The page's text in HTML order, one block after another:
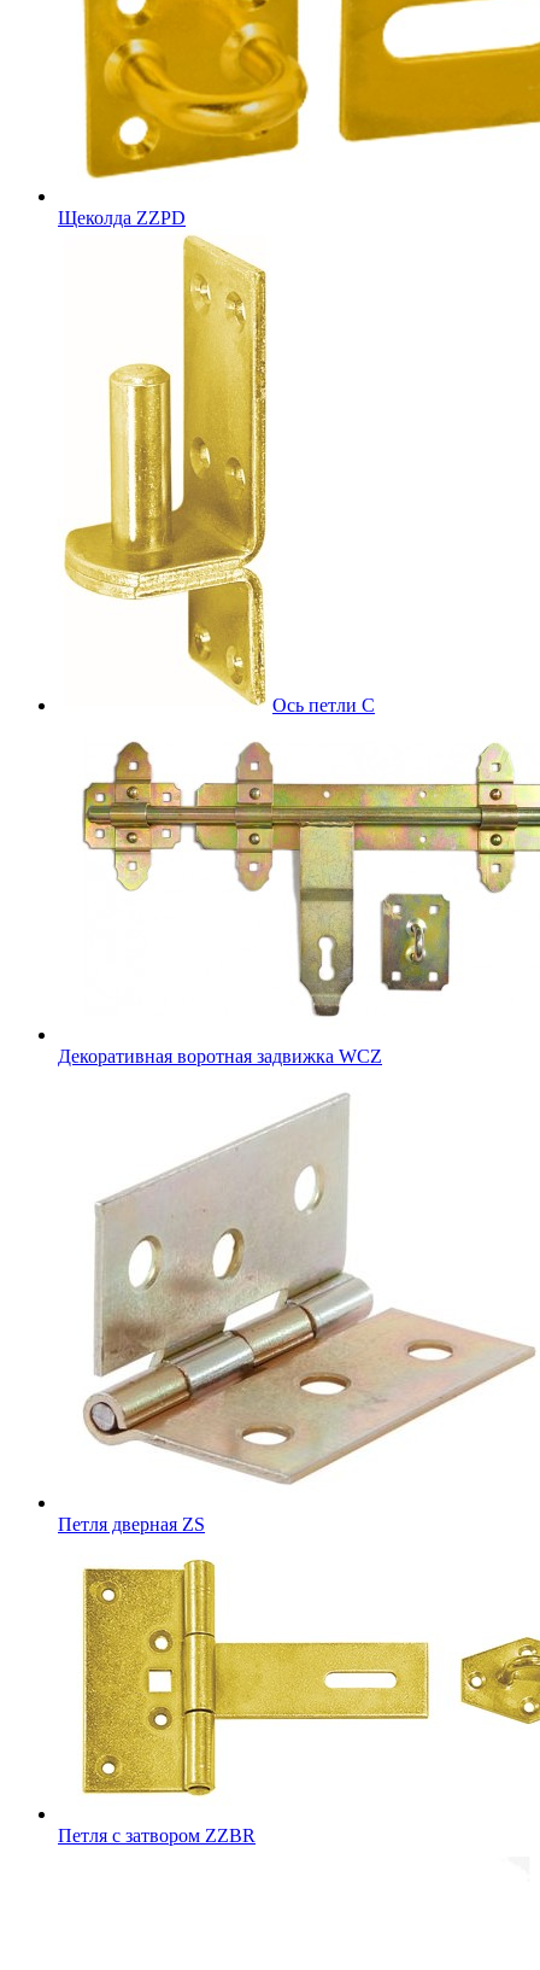
Щеколда ZZPD
Ось петли С
Декоративная воротная задвижка WCZ
Петля дверная ZS
Петля с затвором ZZBR